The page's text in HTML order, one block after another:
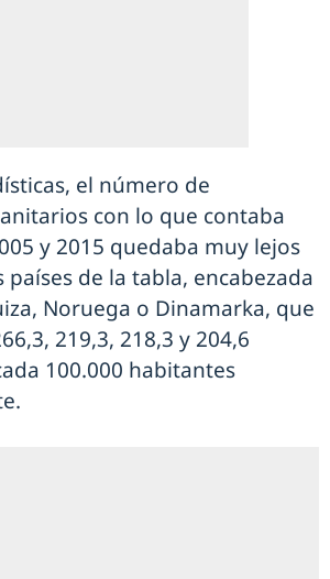
el número de
con lo que contaba
y 2015 quedaba muy lejos
de la tabla, encabezada
Noruega o Dinamarka, que
219,3, 218,3 y 204,6
100.000 habitantes